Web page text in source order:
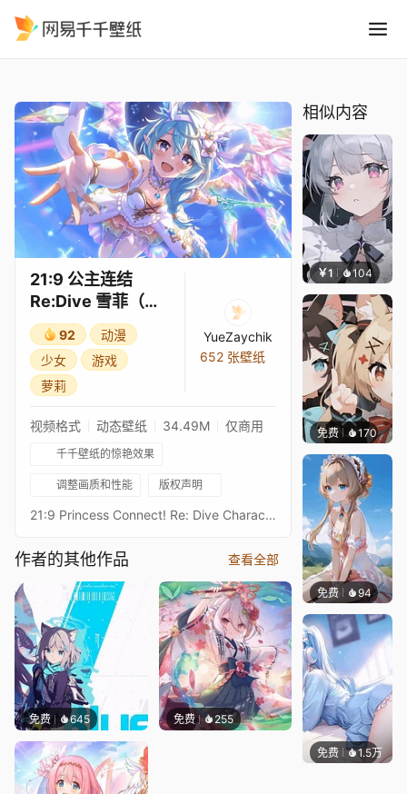
21:9 公主连结
Re:Dive 雪菲（公
主）3★
92
动漫
少女
游戏
萝莉
YueZaychik
652 张壁纸
视频格式 动态壁纸 34.49M 仅商用
千千壁纸的惊艳效果
调整画质和性能 版权声明
21:9 Princess Connect! Re: Dive Character Live Wallpaperプリンセスコネクトリダイブ超异域公主连结！Re: DiveResolution: 21:9 3440*1440Overall Bit Rate: ≈40Mb/s ± 3Mb/s3★雪菲 公主3★シェフィ（プリンセス） - SheffyAfter RealESRGAN upscaling + rife-ncnn-vulkan frame processing16:9 3584 x 2016 Resolution：https://steamcommunity.com/sharedfiles/filedetails/?id=3322073161Princess Connect! Re: Dive 16:9 Collections：https://steamcommunity.com/sharedfiles/filedetails/?id=2134024999Princess Connect! Re: Dive 21:9 Collections：https://steamcommunity.com/sharedfiles/filedetails/?id=2137377323
作者的其他作品 查看全部
免费 645 免费 255
相似内容
￥1 104 渔小小
免费 170渔小小
免费 94渔小小
免费 1.5万豆子